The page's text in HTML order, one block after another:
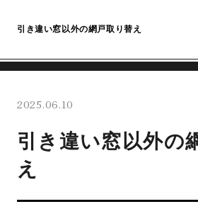
引き違い窓以外の網戸取り替え
2025.06.10
引き違い窓以外の
え